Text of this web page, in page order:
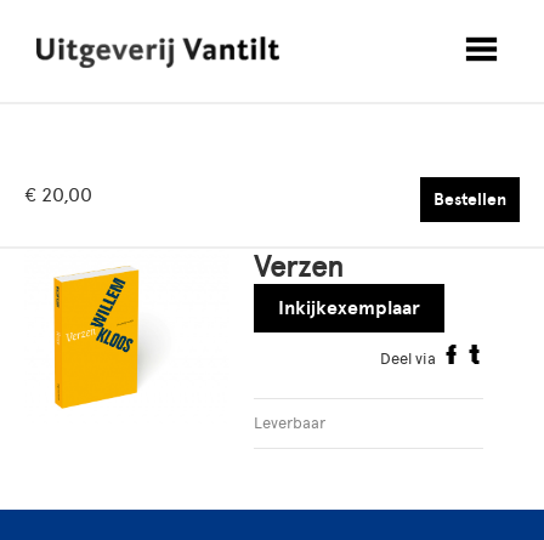
€ 20,00 Bestellen
Verzen
Inkijkexemplaar
Deel via
Leverbaar